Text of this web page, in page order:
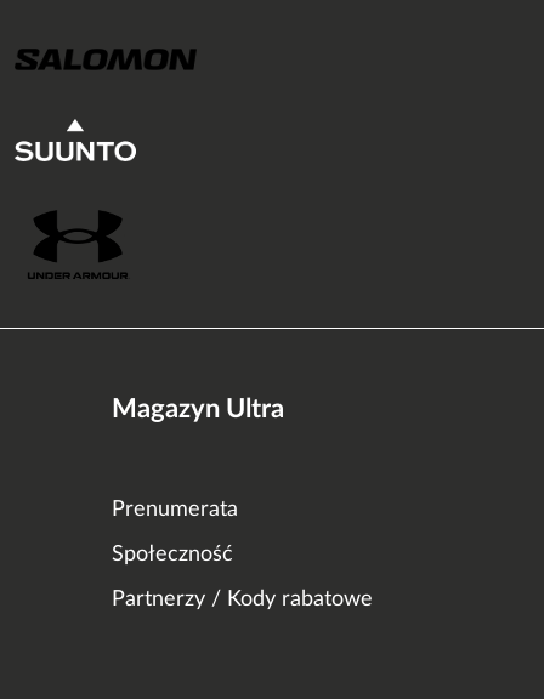
Magazyn Ultra
Prenumerata
Społeczność
Partnerzy / Kody rabatowe